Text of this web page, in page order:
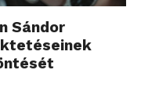
Sándor